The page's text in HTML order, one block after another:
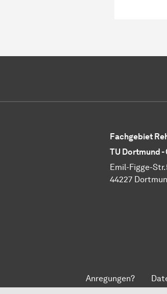
Fachgebiet
TU Dortmund -
Emil-Figge-
44227
Anregungen?